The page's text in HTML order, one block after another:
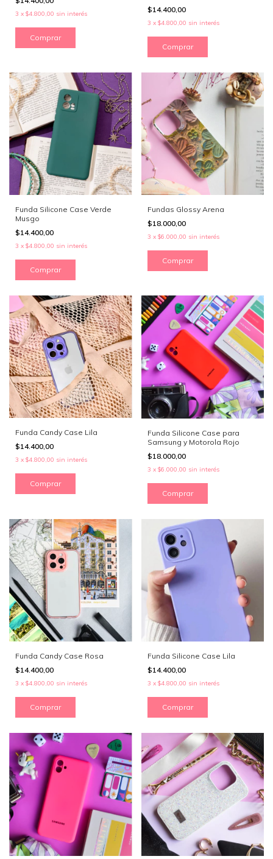
3 x $4.800,00 sin interés
Comprar
$14.400,00
3 x $4.800,00 sin interés
Comprar
Funda Silicone Case Verde
Musgo
$14.400,00
3 x $4.800,00 sin interés
Comprar
Fundas Glossy Arena
$18.000,00
3 x $6.000,00 sin interés
Comprar
Funda Candy Case Lila
$14.400,00
3 x $4.800,00 sin interés
Comprar
Funda Silicone Case para
Samsung y Motorola Rojo
$18.000,00
3 x $6.000,00 sin interés
Comprar
Funda Candy Case Rosa
$14.400,00
3 x $4.800,00 sin interés
Comprar
Funda Silicone Case Lila
$14.400,00
3 x $4.800,00 sin interés
Comprar